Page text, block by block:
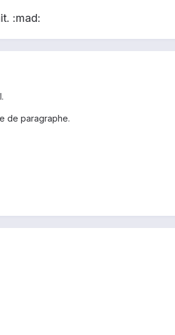
:mad:
de paragraphe.